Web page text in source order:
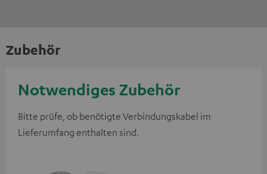
Zubehör
Notwendiges Zubehör
Bitte prüfe, ob benötigte Verbindungskabel im
Lieferumfang enthalten sind.